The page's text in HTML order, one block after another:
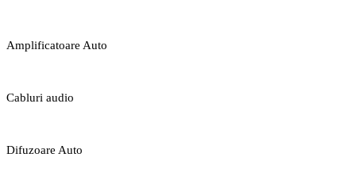
Amplificatoare Auto
Cabluri audio
Difuzoare Auto